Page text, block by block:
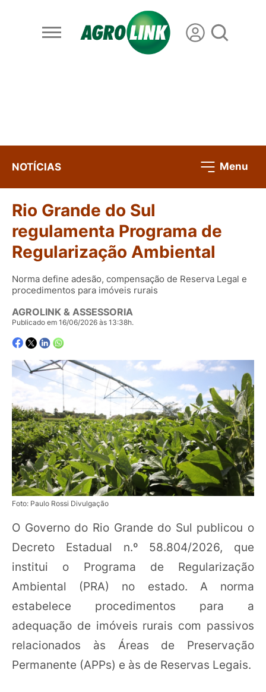
NOTÍCIAS Menu
Rio Grande do Sul
regulamenta Programa de
Regularização Ambiental
Norma define adesão, compensação de Reserva Legal e
procedimentos para imóveis rurais
AGROLINK & ASSESSORIA
Publicado em 16/06/2026 às 13:38h.
Foto: Paulo Rossi Divulgação
O Governo do Rio Grande do Sul publicou o
Decreto Estadual n.º 58.804/2026, que
institui o Programa de Regularização
Ambiental (PRA) no estado. A norma
estabelece procedimentos para a
adequação de imóveis rurais com passivos
relacionados às Áreas de Preservação
Permanente (APPs) e às de Reservas Legais.